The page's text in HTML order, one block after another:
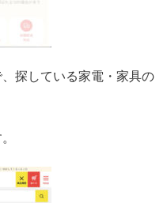
探している家電・家具の